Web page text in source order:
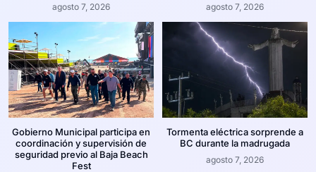
agosto 7, 2026 agosto 7, 2026
Gobierno Municipal participa en
coordinación y supervisión de
seguridad previo al Baja Beach
Fest
Tormenta eléctrica sorprende a
BC durante la madrugada
agosto 7, 2026